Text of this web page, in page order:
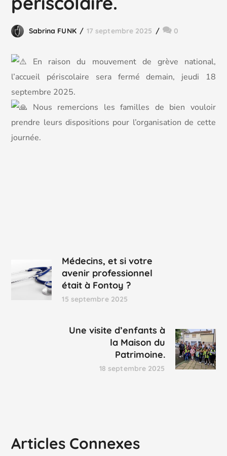
Sabrina FUNK 17 septembre 2025 0
En raison du mouvement de grève national,
l’accueil périscolaire sera fermé demain, jeudi 18
septembre 2025.
Nous remercions les familles de bien vouloir
prendre leurs dispositions pour l’organisation de cette
journée.
Médecins, et si votre
avenir professionnel
était à Fontoy ?
15 septembre 2025
Une visite d’enfants à
la Maison du
Patrimoine.
18 septembre 2025
Articles Connexes